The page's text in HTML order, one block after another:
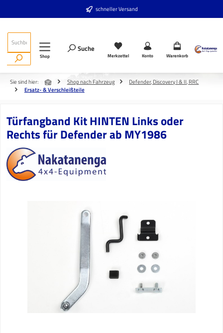
schneller Versand
Shop
Suche
Merkzettel Konto Warenkorb
Sie sind hier: Shop nach Fahrzeug
Defender, Discovery I & II, RRC
Ersatz- & Verschleißteile
Türfangband Kit HINTEN Links oder
Rechts für Defender ab MY1986